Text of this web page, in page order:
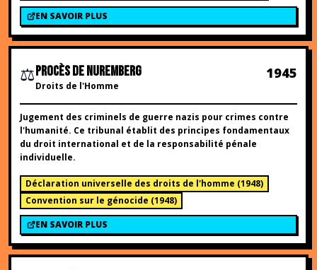
EN SAVOIR PLUS
⚖️PROCÈS DE NUREMBERG
Droits de l'Homme
1945
Jugement des criminels de guerre nazis pour crimes contre
l'humanité. Ce tribunal établit des principes fondamentaux
du droit international et de la responsabilité pénale
individuelle.
Déclaration universelle des droits de l'homme (1948)
Convention sur le génocide (1948)
EN SAVOIR PLUS